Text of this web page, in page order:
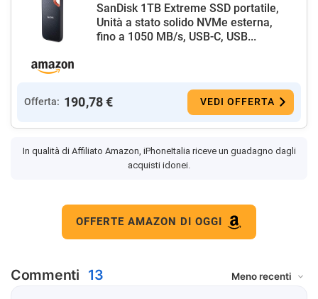
SanDisk 1TB Extreme SSD portatile,
Unità a stato solido NVMe esterna,
fino a 1050 MB/s, USB-C, USB...
Offerta: 190,78 € VEDI OFFERTA
In qualità di Affiliato Amazon, iPhoneItalia riceve un guadagno dagli
acquisti idonei.
OFFERTE AMAZON DI OGGI
Commenti 13